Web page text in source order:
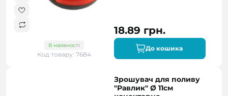
В наявності
Код товару: 7684
18.89 грн.
До кошика
Зрошувач для поливу
"Равлик" Ø 11см